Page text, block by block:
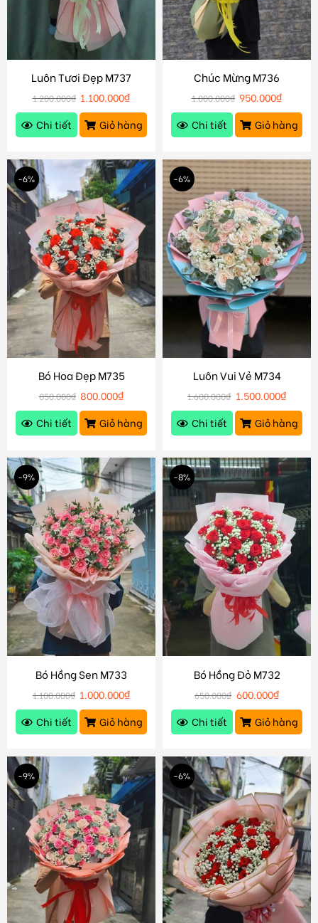
Luôn Tươi Đẹp M737
1.200.000₫ 1.100.000₫
Chi tiết
Giỏ hàng
Chúc Mừng M736
1.000.000₫ 950.000₫
Chi tiết
Giỏ hàng
-6%
Bó Hoa Đẹp M735
850.000₫ 800.000₫
Chi tiết
Giỏ hàng
-6%
Luôn Vui Vẻ M734
1.600.000₫ 1.500.000₫
Chi tiết
Giỏ hàng
-9%
Bó Hồng Sen M733
1.100.000₫ 1.000.000₫
Chi tiết
Giỏ hàng
-8%
Bó Hồng Đỏ M732
650.000₫ 600.000₫
Chi tiết
Giỏ hàng
-9% -6%